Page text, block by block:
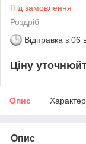
Під замовлення
Роздріб
Відправка з 06
Ціну
Опис
Опис